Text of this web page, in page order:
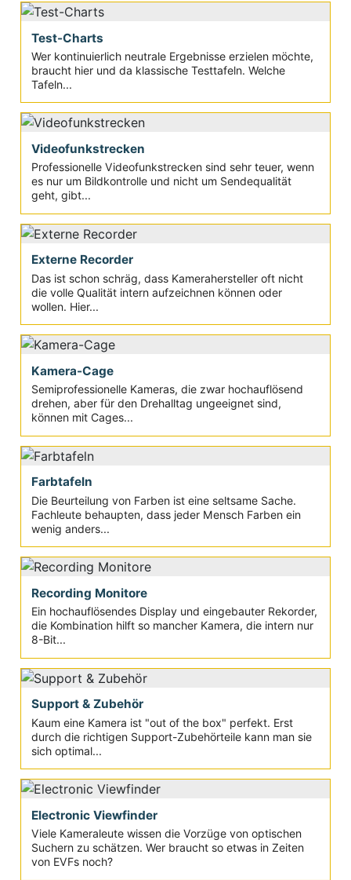
Test-Charts
Wer kontinuierlich neutrale Ergebnisse erzielen möchte,
braucht hier und da klassische Testtafeln. Welche
Tafeln...
Videofunkstrecken
Professionelle Videofunkstrecken sind sehr teuer, wenn
es nur um Bildkontrolle und nicht um Sendequalität
geht, gibt...
Externe Recorder
Das ist schon schräg, dass Kamerahersteller oft nicht
die volle Qualität intern aufzeichnen können oder
wollen. Hier...
Kamera-Cage
Semiprofessionelle Kameras, die zwar hochauflösend
drehen, aber für den Drehalltag ungeeignet sind,
können mit Cages...
Farbtafeln
Die Beurteilung von Farben ist eine seltsame Sache.
Fachleute behaupten, dass jeder Mensch Farben ein
wenig anders...
Recording Monitore
Ein hochauflösendes Display und eingebauter Rekorder,
die Kombination hilft so mancher Kamera, die intern nur
8-Bit...
Support & Zubehör
Kaum eine Kamera ist "out of the box" perfekt. Erst
durch die richtigen Support-Zubehörteile kann man sie
sich optimal...
Electronic Viewfinder
Viele Kameraleute wissen die Vorzüge von optischen
Suchern zu schätzen. Wer braucht so etwas in Zeiten
von EVFs noch?